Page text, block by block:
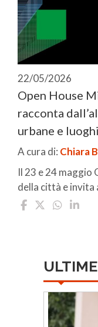
22/05/2026
Open House
racconta
urbane e
A cura di: Chiara
Il 23 e 24 maggio
della città e invita